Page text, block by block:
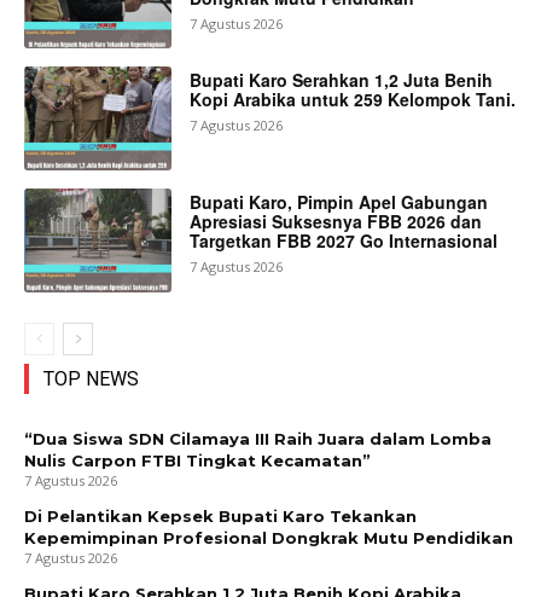
7 Agustus 2026
Bupati Karo Serahkan 1,2 Juta Benih
Kopi Arabika untuk 259 Kelompok Tani.
7 Agustus 2026
Bupati Karo, Pimpin Apel Gabungan
Apresiasi Suksesnya FBB 2026 dan
Targetkan FBB 2027 Go Internasional
7 Agustus 2026
TOP NEWS
“Dua Siswa SDN Cilamaya III Raih Juara dalam Lomba
Nulis Carpon FTBI Tingkat Kecamatan”
7 Agustus 2026
Di Pelantikan Kepsek Bupati Karo Tekankan
Kepemimpinan Profesional Dongkrak Mutu Pendidikan
7 Agustus 2026
Bupati Karo Serahkan 1,2 Juta Benih Kopi Arabika